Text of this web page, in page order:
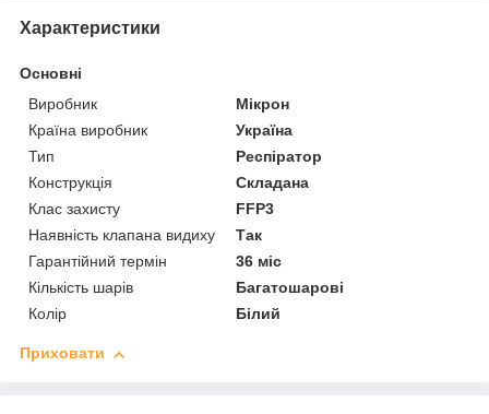
Характеристики
Основні
Виробник
Мікрон
Країна виробник
Україна
Тип
Респіратор
Конструкція
Складана
Клас захисту
FFP3
Наявність клапана видиху
Так
Гарантійний термін
36 міс
Кількість шарів
Багатошарові
Колір
Білий
Приховати